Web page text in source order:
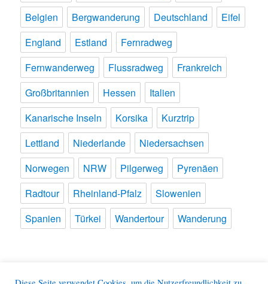
Belgien
Bergwanderung Deutschland
Eifel
England
Estland
Fernradweg
Fernwanderweg
Flussradweg
Frankreich
Großbritannien
Hessen
Italien
Kanarische Inseln
Korsika
Kurztrip
Lettland
Niederlande
Niedersachsen
Norwegen
NRW Pilgerweg
Pyrenäen
Radtour
Rheinland-Pfalz
Slowenien
Spanien
Türkei Wandertour Wanderung